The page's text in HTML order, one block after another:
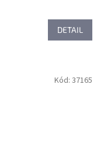
DETAIL
Kód: 37165